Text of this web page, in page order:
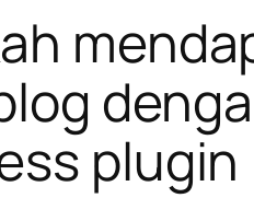
plugin